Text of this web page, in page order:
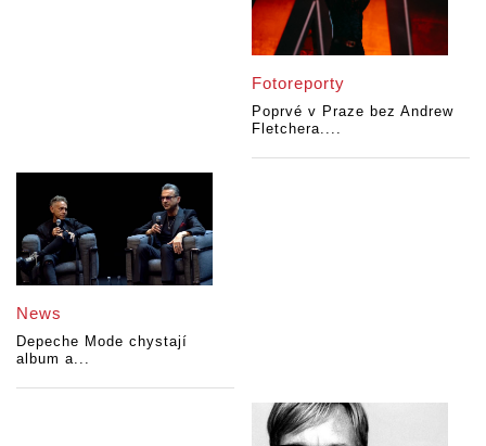
Fotoreporty
Poprvé v Praze bez Andrew
Fletchera....
News
Depeche Mode chystají
album a...